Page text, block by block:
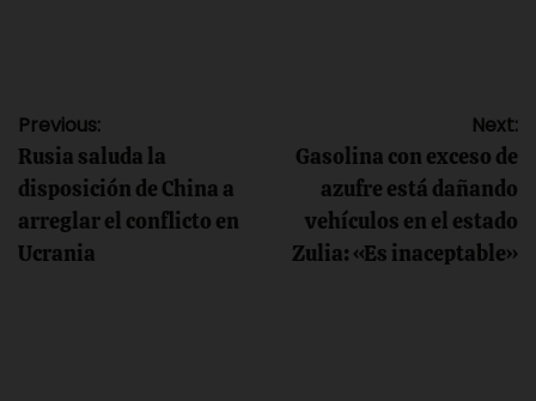
Navegación
de
entradas
Previous:
Rusia saluda la
disposición de China a
arreglar el conflicto en
Ucrania
Next:
Gasolina con exceso de
azufre está dañando
vehículos en el estado
Zulia: «Es inaceptable»